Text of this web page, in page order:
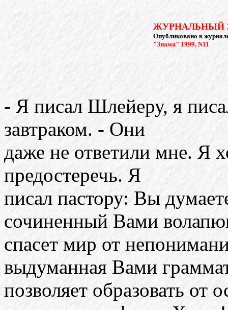
ЖУРНАЛЬНЫЙ
Опубликовано в
"Знамя" 1999, N11
- Я писал Шлейеру, я
завтраком. - Они
даже не ответили мне. Я
предостеречь. Я
писал пастору: Вы
сочиненный Вами
спасет мир от
выдуманная Вами
позволяет образовать от